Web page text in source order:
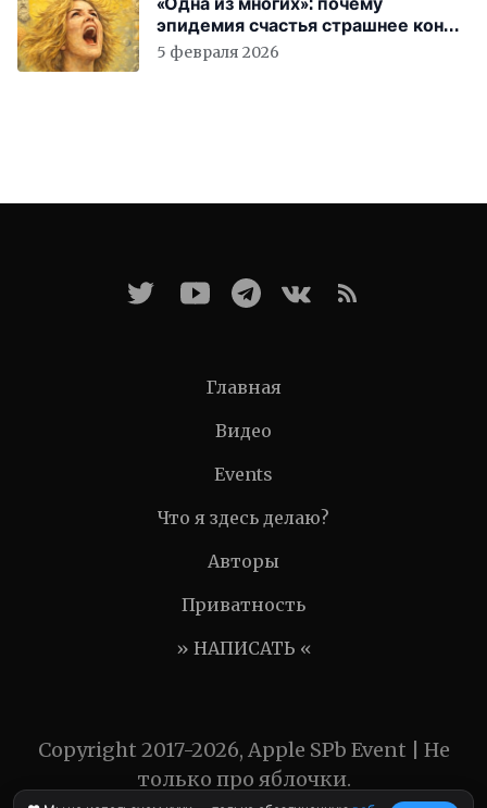
эпидемия счастья страшнее конца
света
5 февраля 2026
Главная
Видео
Events
Что я здесь делаю?
Авторы
Приватность
» НАПИСАТЬ «
Copyright 2017-2026, Apple SPb Event | Не
только про яблочки.